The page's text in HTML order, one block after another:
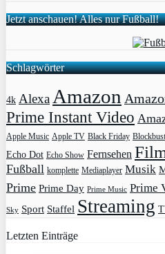
Jetzt anschauen! Alles nur Fußball!
Schlagwörter
4k AlexaAmazon
Prime Instant Video
Apple Music Apple TV Black Friday
Echo Dot Echo Show Fernsehen
Fußball komplette Mediaplayer Musik
Prime Prime Day Prime Music Prime
Sky Sport Staffel Streaming
Letzten Einträge